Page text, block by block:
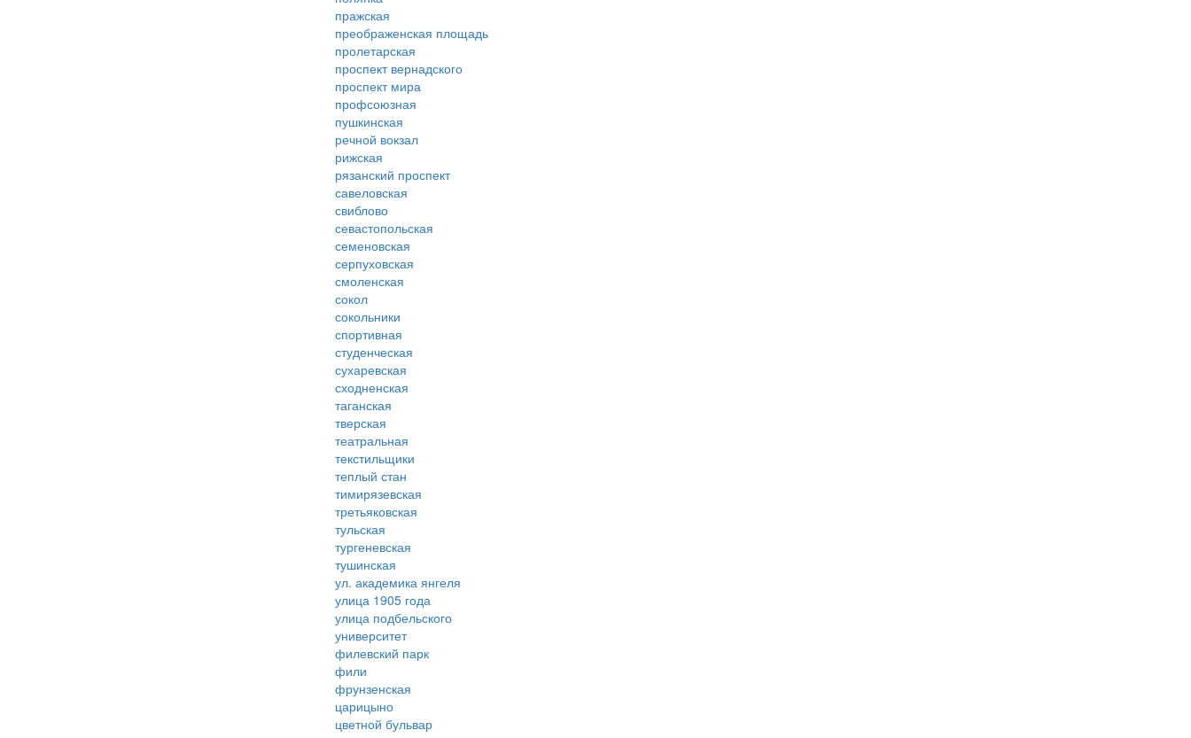
пражская
преображенская площадь
пролетарская
проспект вернадского
проспект мира
профсоюзная
пушкинская
речной вокзал
рижская
рязанский проспект
савеловская
свиблово
севастопольская
семеновская
серпуховская
смоленская
сокол
сокольники
спортивная
студенческая
сухаревская
сходненская
таганская
тверская
театральная
текстильщики
теплый стан
тимирязевская
третьяковская
тульская
тургеневская
тушинская
ул. академика янгеля
улица 1905 года
улица подбельского
университет
филевский парк
фили
фрунзенская
царицыно
цветной бульвар